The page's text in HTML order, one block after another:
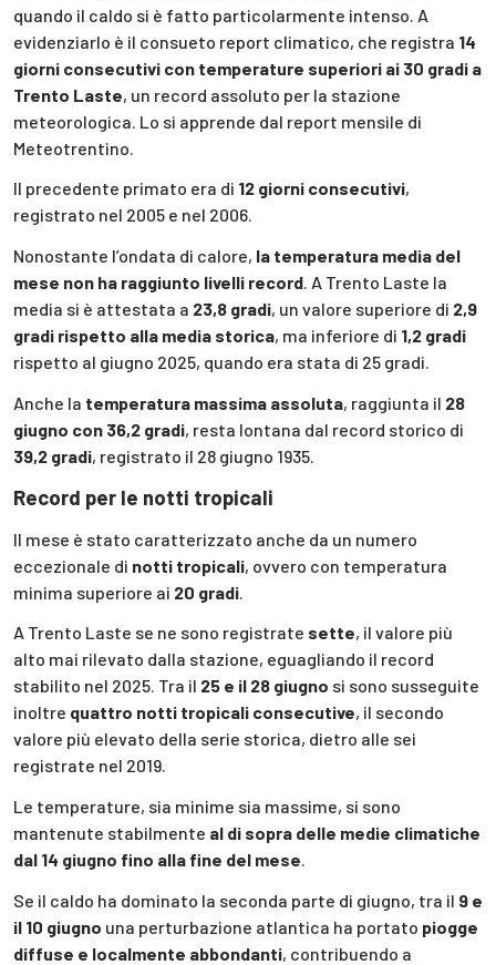
quando il caldo si è fatto particolarmente intenso. A
evidenziarlo è il consueto report climatico, che registra 14
giorni consecutivi con temperature superiori ai 30 gradi a
Trento Laste, un record assoluto per la stazione
meteorologica. Lo si apprende dal report mensile di
Meteotrentino.
Il precedente primato era di 12 giorni consecutivi,
registrato nel 2005 e nel 2006.
Nonostante l’ondata di calore, la temperatura media del
mese non ha raggiunto livelli record. A Trento Laste la
media si è attestata a 23,8 gradi, un valore superiore di 2,9
gradi rispetto alla media storica, ma inferiore di 1,2 gradi
rispetto al giugno 2025, quando era stata di 25 gradi.
Anche la temperatura massima assoluta, raggiunta il 28
giugno con 36,2 gradi, resta lontana dal record storico di
39,2 gradi, registrato il 28 giugno 1935.
Record per le notti tropicali
Il mese è stato caratterizzato anche da un numero
eccezionale di notti tropicali, ovvero con temperatura
minima superiore ai 20 gradi
A Trento Laste se ne sono registrate sette, il valore più
alto mai rilevato dalla stazione, eguagliando il record
stabilito nel 2025. Tra il 25 e il 28 giugno si sono susseguite
inoltre quattro notti tropicali consecutive, il secondo
valore più elevato della serie storica, dietro alle sei
registrate nel 2019.
Le temperature, sia minime sia massime, si sono
mantenute stabilmente al di sopra delle medie climatiche
dal 14 giugno fino alla fine del mese.
Se il caldo ha dominato la seconda parte di giugno, tra il 9 e
il 10 giugno una perturbazione atlantica ha portato piogge
diffuse e localmente abbondanti, contribuendo a